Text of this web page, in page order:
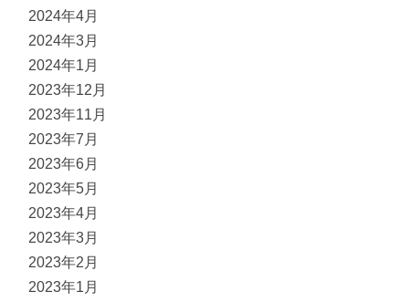
2024年4月
2024年3月
2024年1月
2023年12月
2023年11月
2023年7月
2023年6月
2023年5月
2023年4月
2023年3月
2023年2月
2023年1月